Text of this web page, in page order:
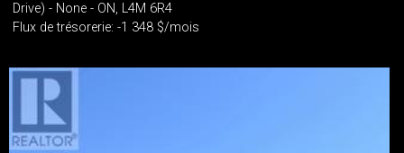
Drive) - None - ON, L4M 6R4
Flux de trésorerie: -1 348 $/mois